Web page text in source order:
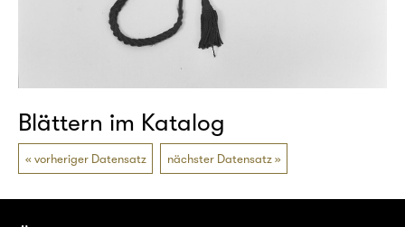
Blättern im Katalog
vorheriger Datensatz nächster Datensatz